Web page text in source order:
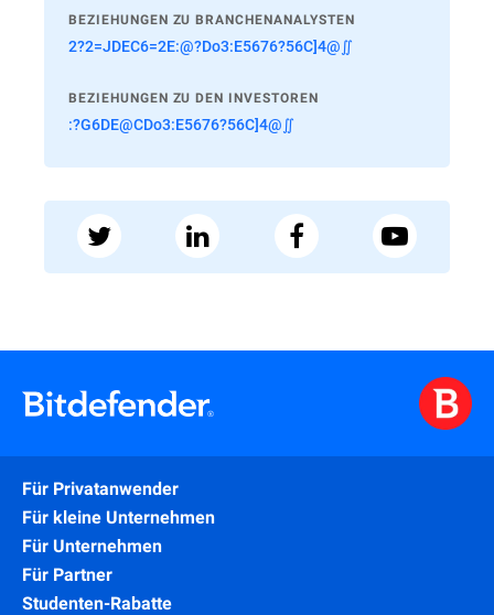
BEZIEHUNGEN ZU BRANCHENANALYSTEN
2?2=JDEC6=2E:@?Do3:E5676?56C]4@∬
BEZIEHUNGEN ZU DEN INVESTOREN
:?G6DE@CDo3:E5676?56C]4@∬
Für Privatanwender
Für kleine Unternehmen
Für Unternehmen
Für Partner
Studenten-Rabatte